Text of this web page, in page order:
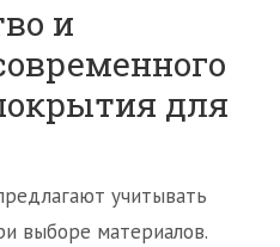
и
для
учитывать
выборе материалов.